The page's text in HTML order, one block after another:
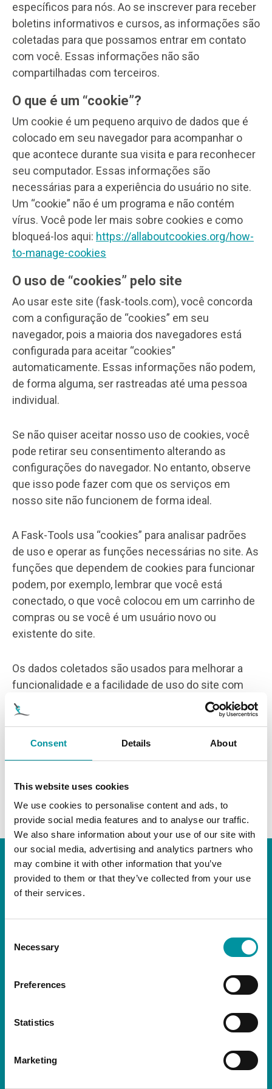
Consent Details About
This website uses cookies
We use cookies to personalise content and ads, to
provide social media features and to analyse our traffic.
We also share information about your use of our site with
our social media, advertising and analytics partners who
may combine it with other information that you’ve
provided to them or that they’ve collected from your use
of their services.
Selection
Necessary
Preferences
Statistics
Marketing
específicos para nós. Ao se inscrever para receber
boletins informativos e cursos, as informações são
coletadas para que possamos entrar em contato
com você. Essas informações não são
compartilhadas com terceiros.
O que é um “cookie”?
Um cookie é um pequeno arquivo de dados que é
colocado em seu navegador para acompanhar o
que acontece durante sua visita e para reconhecer
seu computador. Essas informações são
necessárias para a experiência do usuário no site.
Um “cookie” não é um programa e não contém
vírus. Você pode ler mais sobre cookies e como
bloqueá-los aqui: https://allaboutcookies.org/how-
to-manage-cookies
O uso de “cookies” pelo site
Ao usar este site (fask-tools.com), você concorda
com a configuração de “cookies” em seu
navegador, pois a maioria dos navegadores está
configurada para aceitar “cookies”
automaticamente. Essas informações não podem,
de forma alguma, ser rastreadas até uma pessoa
individual.
Se não quiser aceitar nosso uso de cookies, você
pode retirar seu consentimento alterando as
configurações do navegador. No entanto, observe
que isso pode fazer com que os serviços em
nosso site não funcionem de forma ideal.
A Fask-Tools usa “cookies” para analisar padrões
de uso e operar as funções necessárias no site. As
funções que dependem de cookies para funcionar
podem, por exemplo, lembrar que você está
conectado, o que você colocou em um carrinho de
compras ou se você é um usuário novo ou
existente do site.
Os dados coletados são usados para melhorar a
funcionalidade e a facilidade de uso do site com
base nas necessidades e nos interesses dos
usuários. Como regra geral, os dados não são
podem ocorrer quando a Fask-Tools é auxiliada por
e profissional necessária para garantir a operação
ideal do site.
FASK-TOOLS AS
Hagevegen 2, 6152 Ørsta, Norway
Caixa postal 306, N-6151 Ørsta
post@fask-tools.com